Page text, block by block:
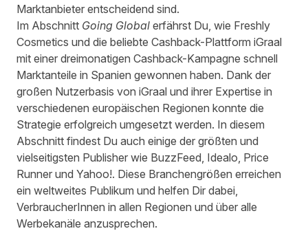
Marktanbieter entscheidend sind.
Im Abschnitt Going Global erfährst Du, wie Freshly
Cosmetics und die beliebte Cashback-Plattform iGraal
mit einer dreimonatigen Cashback-Kampagne schnell
Marktanteile in Spanien gewonnen haben. Dank der
großen Nutzerbasis von iGraal und ihrer Expertise in
verschiedenen europäischen Regionen konnte die
Strategie erfolgreich umgesetzt werden. In diesem
Abschnitt findest Du auch einige der größten und
vielseitigsten Publisher wie BuzzFeed Idealo Price
Runner und Yahoo!. Diese Branchengrößen erreichen
ein weltweites Publikum und helfen Dir dabei,
VerbraucherInnen in allen Regionen und über alle
Werbekanäle anzusprechen.